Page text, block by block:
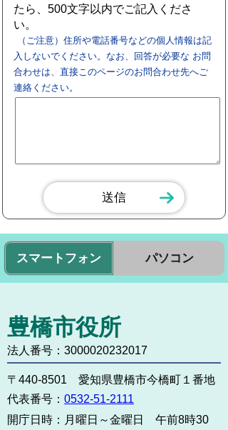
たら、500文字以内でご記入くださ
い。
（ご注意）住所や電話番号などの個人情報は記
入しないでください。なお、回答が必要な お問
合わせは、直接このページのお問合わせ先へご
連絡ください。
スマートフォン パソコン
豊橋市役所
法人番号：3000020232017
〒440-8501 愛知県豊橋市今橋町１番地
代表番号： 0532-51-2111
開庁日時： 月曜日～金曜日 午前8時30